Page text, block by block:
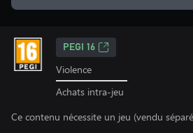
PEGI 16
Violence
Achats intra-jeu
Ce contenu nécessite un jeu (vendu